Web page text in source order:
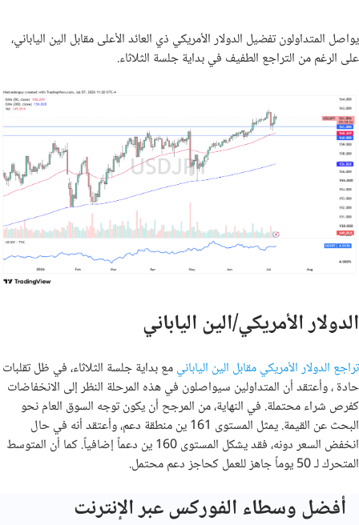
يواصل المتداولون تفضيل الدولار الأمريكي ذي العائد الأعلى مقابل الين الياباني،
على الرغم من التراجع الطفيف في بداية جلسة الثلاثاء.
الدولار الأمريكي/الين الياباني
تراجع الدولار الأمريكي مقابل الين اليابانيمع بداية جلسة الثلاثاء، في ظل تقلبات
حادة ، وأعتقد أن المتداولين سيواصلون في هذه المرحلة النظر إلى الانخفاضات
كفرص شراء محتملة. في النهاية، من المرجح أن يكون توجه السوق العام نحو
البحث عن القيمة. يمثل المستوى 161 ين منطقة دعم، وأعتقد أنه في حال
انخفض السعر دونه، فقد يشكل المستوى 160 ين دعماً إضافياً. كما أن المتوسط
المتحرك لـ 50 يوماً جاهز للعمل كحاجز دعم محتمل.
أفضل وسطاء الفوركس عبر الإنترنت